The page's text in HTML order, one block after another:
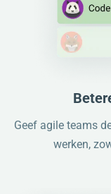
Geef agile teams
werken,